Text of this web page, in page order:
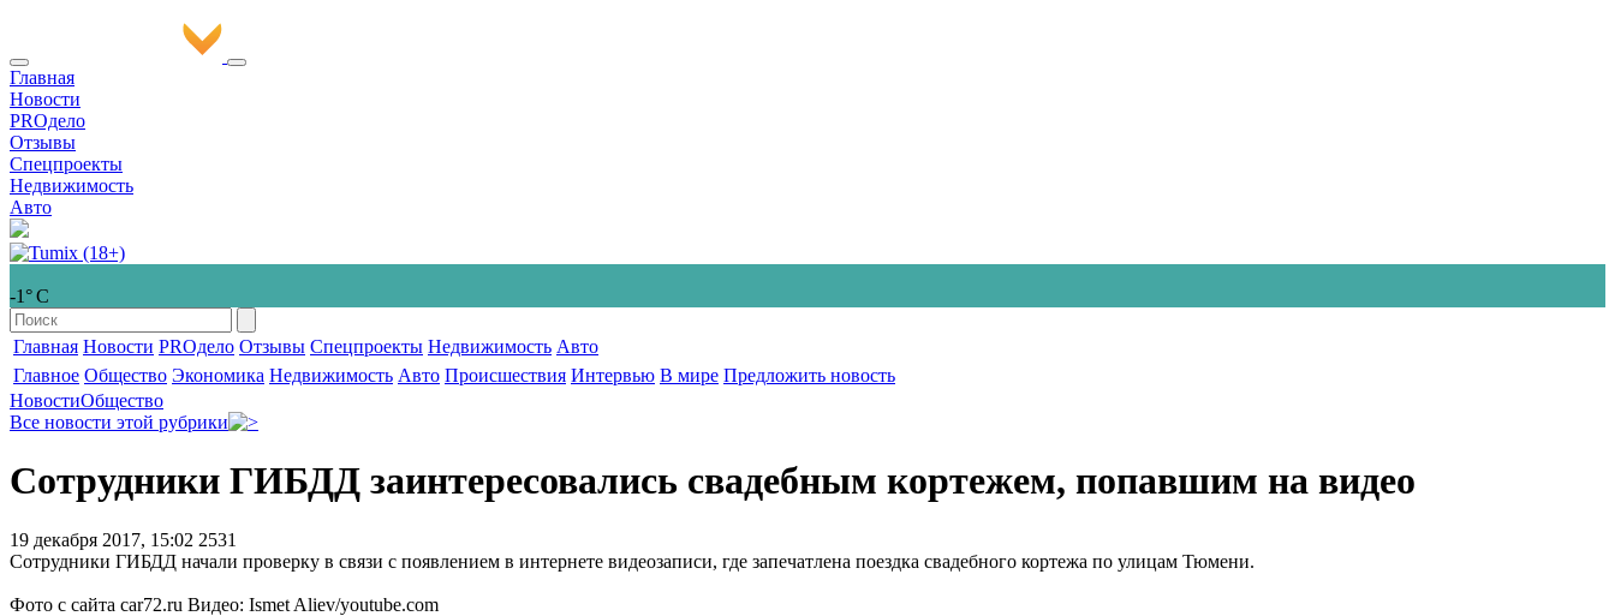
Главная
Новости
PROдело
Отзывы
Спецпроекты
Недвижимость
Авто
-1° С
Главная Новости PROдело Отзывы Спецпроекты Недвижимость Авто
Главное Общество Экономика Недвижимость Авто Происшествия Интервью В мире Предложить новость
НовостиОбщество
Все новости этой рубрики
Сотрудники ГИБДД заинтересовались свадебным кортежем, попавшим на видео
19 декабря 2017, 15:02 2531
Сотрудники ГИБДД начали проверку в связи с появлением в интернете видеозаписи, где запечатлена поездка свадебного кортежа по улицам Тюмени.
Фото с сайта car72.ru Видео: Ismet Aliev/youtube.com